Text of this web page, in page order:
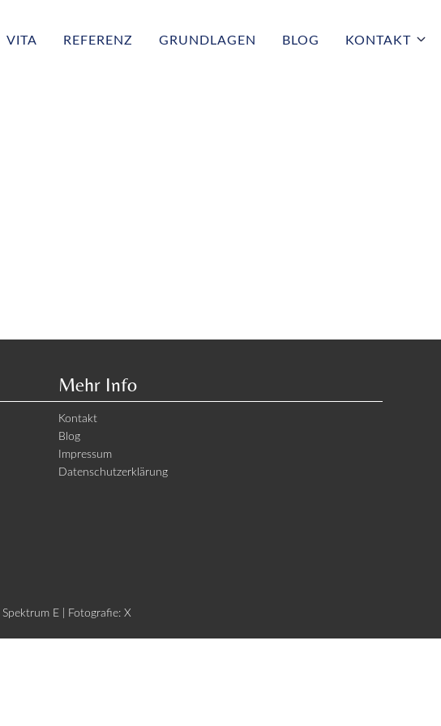
VITA REFERENZ GRUNDLAGEN BLOG KONTAKT
Mehr Info
Kontakt
Blog
Impressum
Datenschutzerklärung
Spektrum E | Fotografie: X